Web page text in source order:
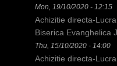
Mon, 19/10/2020 - 12:15
Achizitie directa-
Biserica Evanghelica
Thu, 15/10/2020 - 14:00
Achizitie directa-